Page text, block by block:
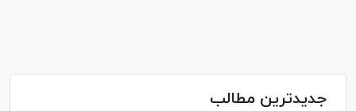
جدیدترین مطالب